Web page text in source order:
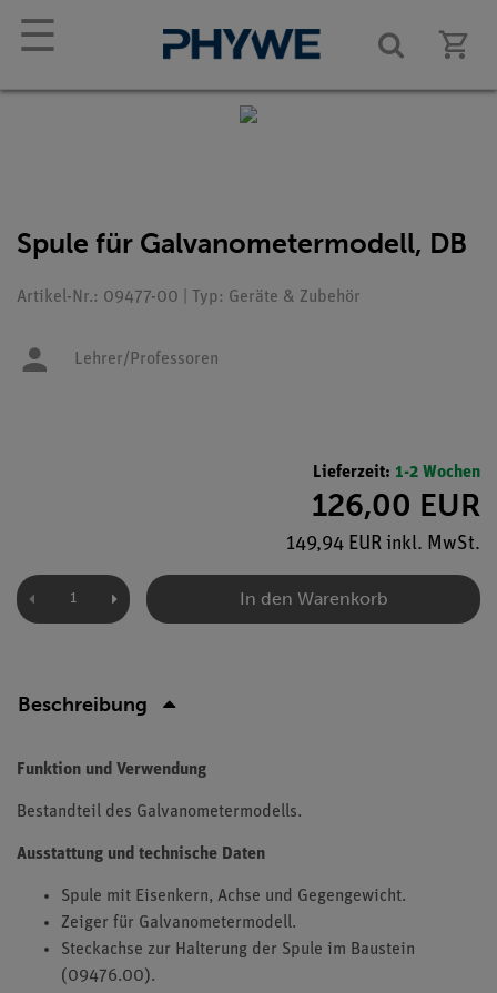
☰
Spule für Galvanometermodell, DB
Artikel-Nr.: 09477-00 | Typ: Geräte & Zubehör
Lehrer/Professoren
Lieferzeit: 1-2 Wochen
126,00 EUR
149,94 EUR inkl. MwSt.
In den Warenkorb
Beschreibung
Funktion und Verwendung
Bestandteil des Galvanometermodells.
Ausstattung und technische Daten
Spule mit Eisenkern, Achse und Gegengewicht.
Zeiger für Galvanometermodell.
Steckachse zur Halterung der Spule im Baustein
(09476.00).